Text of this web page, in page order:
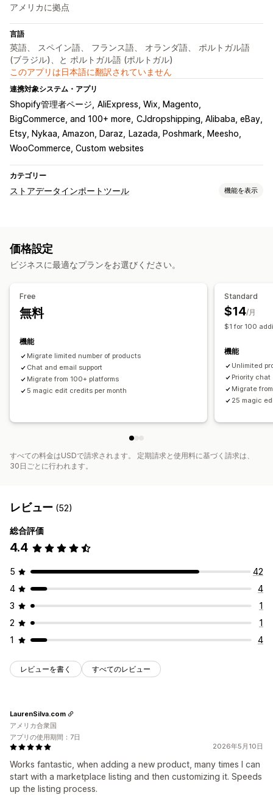
アメリカに拠点
言語
英語、 スペイン語、 フランス語、 オランダ語、 ポルトガル語
(ブラジル)、と ポルトガル語 (ポルトガル)
このアプリは日本語に翻訳されていません
連携対象システム・アプリ
Shopify管理者ページ AliExpress, Wix, Magento
BigCommerce, and 100+ more CJdropshipping, Alibaba, eBay
Etsy, Nykaa, Amazon, Daraz
Lazada, Poshmark, Meesho
WooCommerce, Custom websites
カテゴリー
ストアデータインポートツール 機能を表示
データ移行
価格設定
ビジネスに最適なプランをお選びください。
Free
無料
機能
Migrate limited number of products
Chat and email support
Migrate from 100+ platforms
5 magic edit credits per month
Standard
$14/月
$1 for 100
機能
Unlimited
Priority chat
Migrate
25 magic
すべての料金はUSDで請求されます。 定期請求と使用料に基づく請求は、
30日ごとに行われます。
レビュー (52)
総合評価
4.4
5
42
4
4
3
1
2
1
1
4
レビューを書く すべてのレビュー
2026年5月10日
Works fantastic, when adding a new product, many times I can
start with a marketplace listing and then customizing it. Speeds
up the listing process.
LaurenSilva.com
アメリカ合衆国
アプリの使用期間：7日